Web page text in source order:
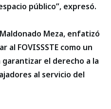
público”, expresó.
Meza, enfatizó
al FOVISSSTE como un
el derecho a la
al servicio del